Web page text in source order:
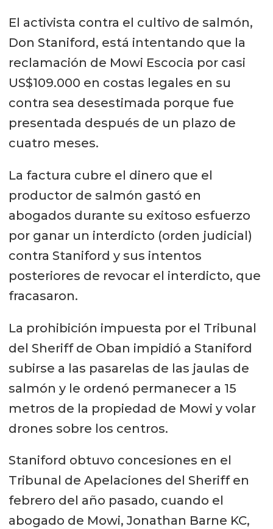
El activista contra el cultivo de salmón,
Don Staniford, está intentando que la
reclamación de Mowi Escocia por casi
US$109.000 en costas legales en su
contra sea desestimada porque fue
presentada después de un plazo de
cuatro meses.
La factura cubre el dinero que el
productor de salmón gastó en
abogados durante su exitoso esfuerzo
por ganar un interdicto (orden judicial)
contra Staniford y sus intentos
posteriores de revocar el interdicto, que
fracasaron.
La prohibición impuesta por el Tribunal
del Sheriff de Oban impidió a Staniford
subirse a las pasarelas de las jaulas de
salmón y le ordenó permanecer a 15
metros de la propiedad de Mowi y volar
drones sobre los centros.
Staniford obtuvo concesiones en el
Tribunal de Apelaciones del Sheriff en
febrero del año pasado, cuando el
abogado de Mowi, Jonathan Barne KC,